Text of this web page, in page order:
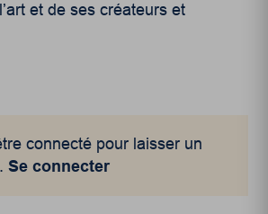
et de ses créateurs et
connecté pour laisser un
Se connecter